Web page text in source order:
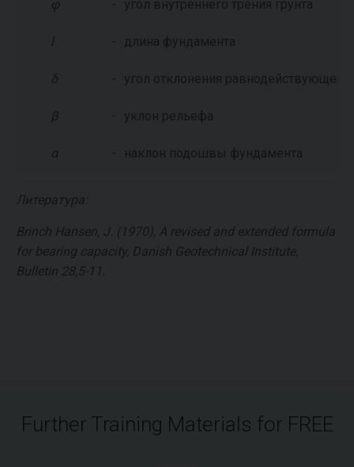
φ - угол внутреннего трения грунта
l - длина фундамента
δ - угол отклонения равнодействующей
β - уклон рельефа
α - наклон подошвы фундамента
Литература:
Brinch Hansen, J. (1970), A revised and extended formula
for bearing capacity, Danish Geotechnical Institute,
Bulletin 28,5-11.
Further Training Materials for FREE